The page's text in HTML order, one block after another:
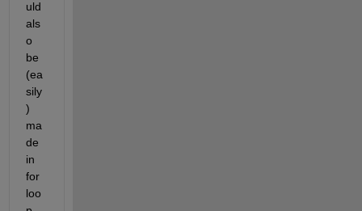
uld
als
o
be
(ea
sily
)
ma
de
in
for
loo